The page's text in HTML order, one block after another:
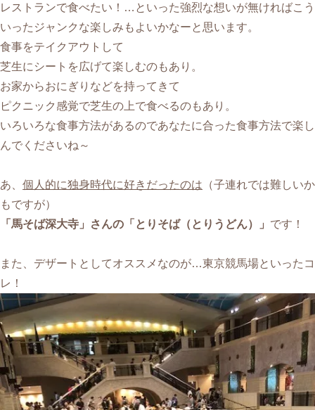
レストランで食べたい！…といった強烈な想いが無ければこう
いったジャンクな楽しみもよいかなーと思います。
食事をテイクアウトして
芝生にシートを広げて楽しむのもあり。
お家からおにぎりなどを持ってきて
ピクニック感覚で芝生の上で食べるのもあり。
いろいろな食事方法があるのであなたに合った食事方法で楽し
んでくださいね～
あ、 個人的に独身時代に好きだったのは （子連れでは難しいか
もですが）
「馬そば深大寺」さんの「とりそば（とりうどん）」 です！
また、デザートとしてオススメなのが…東京競馬場といったコ
レ！